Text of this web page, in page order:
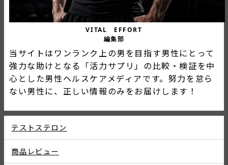
VITAL EFFORT
編集部
当サイトはワンランク上の男を目指す男性にとって
強力な助けとなる「活力サプリ」の比較・検証を中
心とした男性ヘルスケアメディアです。努力を怠ら
ない男性に、正しい情報のみをお届けします！
テストステロン
商品レビュー